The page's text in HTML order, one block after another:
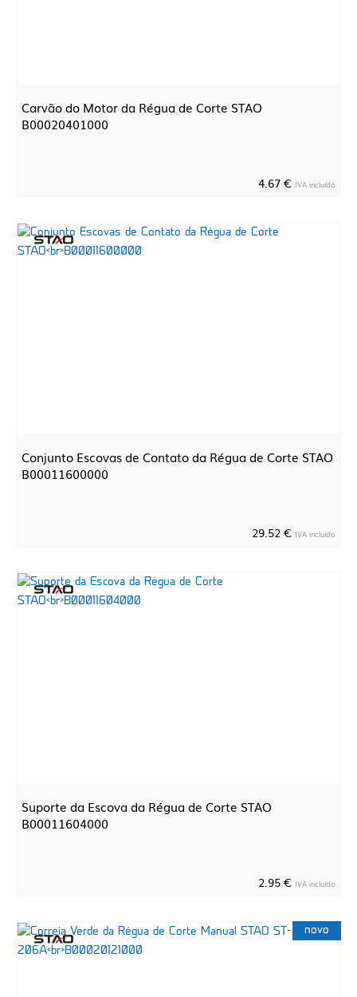
Carvão do Motor da Régua de Corte STAO
B00020401000
4.67 € IVA incluído
Conjunto Escovas de Contato da Régua de Corte STAO
B00011600000
29.52 € IVA incluído
Suporte da Escova da Régua de Corte STAO
B00011604000
2.95 € IVA incluído
novo